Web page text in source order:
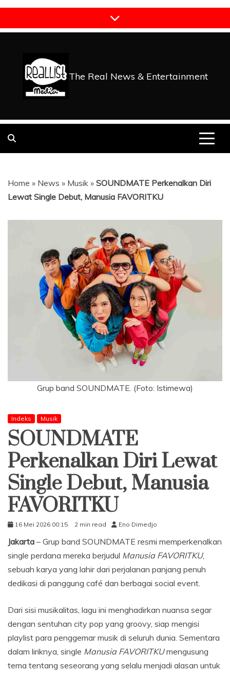
Skip
content
The Real News & Entertainment
Home » News » Musik » SOUNDMATE Perkenalkan Diri
Lewat Single Debut, Manusia FAVORITKU
Grup band SOUNDMATE. (Foto: Istimewa)
Indeks Musik
SOUNDMATE
Perkenalkan Diri Lewat
Single Debut, Manusia
FAVORITKU
16 Mei 2026 00:15 2 min read Eno Dimedjo
Jakarta – Grup band SOUNDMATE resmi memperkenalkan
single perdana mereka berjudul Manusia FAVORITKU,
sebuah karya yang lahir dari perjalanan panjang penuh
dedikasi di panggung café dan berbagai social event.
Dari sisi musikalitas, lagu ini menghadirkan nuansa segar
dengan sentuhan city pop yang groovy, siap mengisi
playlist para penggemar musik di seluruh dunia. Sementara
dalam liriknya, single Manusia FAVORITKUmengusung
tema tentang seseorang yang selalu menjadi alasan untuk